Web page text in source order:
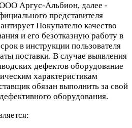
Аргус-Альбион, далее -
представителя
Покупателю качество
и его безотказную работу в
в инструкции пользователя
поставки. В случае выявления
дефектов оборудование
характеристикам
обязан выполнить за свой
оборудования.